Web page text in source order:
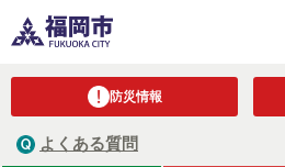
防災情報
よくある質問